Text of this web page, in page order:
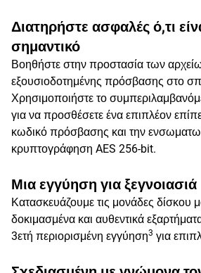
Διατηρήστε ασφαλές ό,τι
σημαντικό
Βοηθήστε στην προστασία των
εξουσιοδοτημένης πρόσβασης στο
Χρησιμοποιήστε το
για να προσθέσετε ένα επιπλέον
κωδικό πρόσβασης και την
κρυπτογράφηση AES 256-bit.
Μια εγγύηση για ξεγνοιασιά
Κατασκευάζουμε τις μονάδες δίσκου
δοκιμασμένα και αυθεντικά
3ετή περιορισμένη εγγύηση3 για